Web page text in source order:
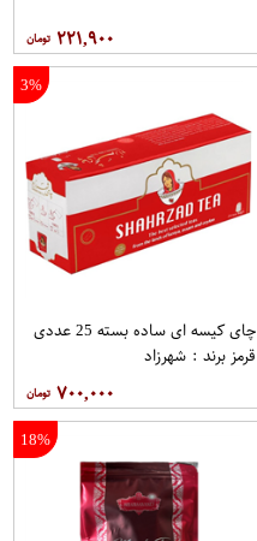
۲۲۱,۹۰۰
3%
چای کیسه ای ساده بسته 25 عددی
قرمز برند : شهرزاد
۷۰۰,۰۰۰
18%